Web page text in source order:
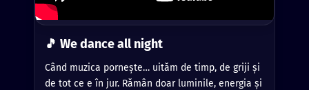
🎵 We dance all night
Când muzica pornește… uităm de timp, de griji și
de tot ce e în jur. Rămân doar luminile, energia și